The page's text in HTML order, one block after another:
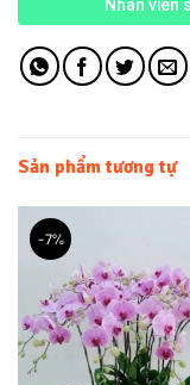
Nhân viên
Sản phẩm tương tự
-7%